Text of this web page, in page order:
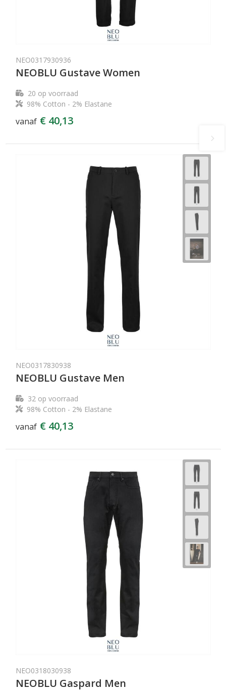
NEO0317930936
NEOBLU Gustave Women
20 op voorraad
98% Cotton - 2% Elastane
vanaf € 40,13
NEO0317830938
NEOBLU Gustave Men
32op voorraad
98% Cotton - 2% Elastane
vanaf € 40,13
NEO0318030938
NEOBLU Gaspard Men